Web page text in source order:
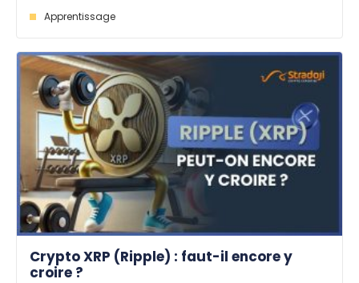
Apprentissage
Crypto XRP (Ripple) : faut-il encore y
croire ?